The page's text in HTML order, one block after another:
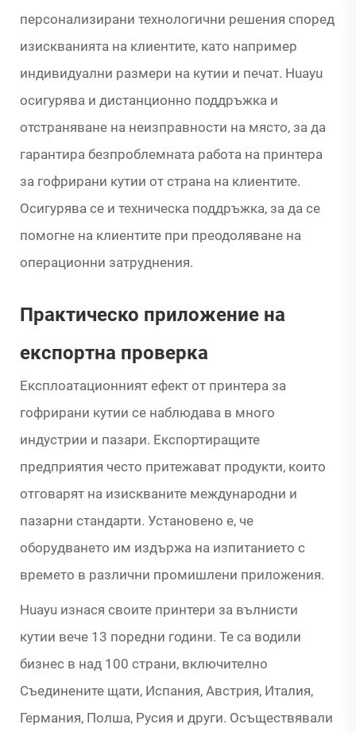
персонализирани технологични решения според
изискванията на клиентите, като например
индивидуални размери на кутии и печат. Huayu
осигурява и дистанционно поддръжка и
отстраняване на неизправности на място, за да
гарантира безпроблемната работа на принтера
за гофрирани кутии от страна на клиентите.
Осигурява се и техническа поддръжка, за да се
помогне на клиентите при преодоляване на
операционни затруднения.
Практическо приложение на
експортна проверка
Експлоатационният ефект от принтера за
гофрирани кутии се наблюдава в много
индустрии и пазари. Експортиращите
предприятия често притежават продукти, които
отговарят на изискваните международни и
пазарни стандарти. Установено е, че
оборудването им издържа на изпитанието с
времето в различни промишлени приложения.
Huayu изнася своите принтери за вълнисти
кутии вече 13 поредни години. Те са водили
бизнес в над 100 страни, включително
Съединените щати, Испания, Австрия, Италия,
Германия, Полша, Русия и други. Осъществявали